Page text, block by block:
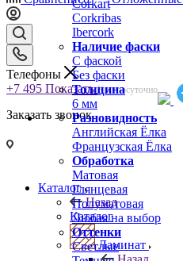
Corkart
Corkribas
Ibercork
Наличие фаски
С фаской
Без фаски
Толщина
6 мм
Разновидность
Английская Ёлка
Французская Ёлка
Обработка
Матовая
Глянцевая
Полуматовая
Любая на выбор
Оттенки
Светлые
Телефоны
+7 495 Показать Круглосуточно
Заказать звонок
Каталог
Назад
Каталог
Ламинат